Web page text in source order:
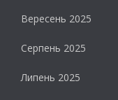
Вересень 2025
Серпень 2025
Липень 2025